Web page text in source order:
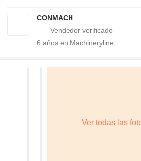
CONMACH
6 años en Machineryline